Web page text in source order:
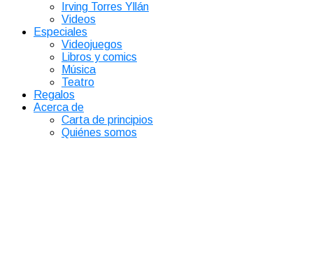
Irving Torres Yllán
Videos
Especiales
Videojuegos
Libros y comics
Música
Teatro
Regalos
Acerca de
Carta de principios
Quiénes somos